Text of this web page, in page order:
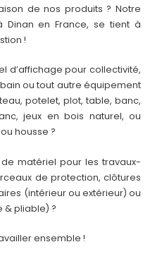
de nos produits ? Notre
en France, se tient à
!
d’affichage pour collectivité,
ou tout autre équipement
potelet, plot, table, banc,
jeux en bois naturel, ou
housse ?
matériel pour les travaux-
de protection, clôtures
(intérieur ou extérieur) ou
pliable) ?
ensemble !